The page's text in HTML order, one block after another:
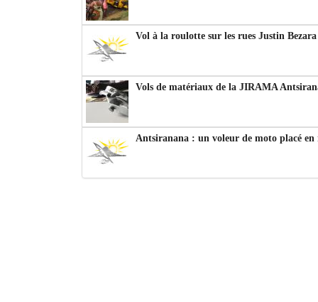
Vol à la roulotte sur les rues Justin
Vols de matériaux de la JIRAMA
Antsiranana : un voleur de moto placé en